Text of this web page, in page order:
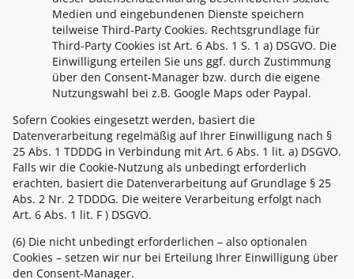
Medien und eingebundenen Dienste speichern
teilweise Third-Party Cookies. Rechtsgrundlage für
Third-Party Cookies ist Art. 6 Abs. 1 S. 1 a) DSGVO. Die
Einwilligung erteilen Sie uns ggf. durch Zustimmung
über den Consent-Manager bzw. durch die eigene
Nutzungswahl bei z.B. Google Maps oder Paypal.
Sofern Cookies eingesetzt werden, basiert die
Datenverarbeitung regelmäßig auf Ihrer Einwilligung nach §
25 Abs. 1 TDDDG in Verbindung mit Art. 6 Abs. 1 lit. a) DSGVO.
Falls wir die Cookie-Nutzung als unbedingt erforderlich
erachten, basiert die Datenverarbeitung auf Grundlage § 25
Abs. 2 Nr. 2 TDDDG. Die weitere Verarbeitung erfolgt nach
Art. 6 Abs. 1 lit. F ) DSGVO.
(6) Die nicht unbedingt erforderlichen – also optionalen
Cookies – setzen wir nur bei Erteilung Ihrer Einwilligung über
den Consent-Manager.